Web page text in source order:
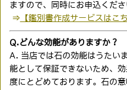
ますので、同時にお申込くださ
⇒ 【鑑別書作成サービスはこち
Q.どんな効能がありますか？
A. 当店では石の効能はうたい
能として保証できないため、
度にとどめております。石の